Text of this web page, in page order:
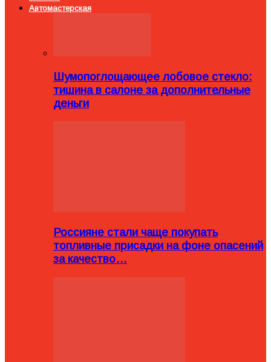
Автомастерская
Шумопоглощающее лобовое стекло:
тишина в салоне за дополнительные
деньги
Россияне стали чаще покупать
топливные присадки на фоне опасений
за качество…